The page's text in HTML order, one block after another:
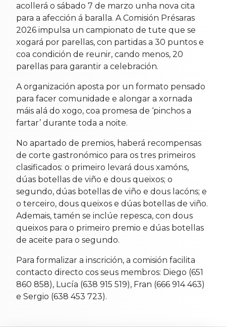
acollerá o sábado 7 de marzo unha nova cita
para a afección á baralla. A Comisión Présaras
2026 impulsa un campionato de tute que se
xogará por parellas, con partidas a 30 puntos e
coa condición de reunir, cando menos, 20
parellas para garantir a celebración.
A organización aposta por un formato pensado
para facer comunidade e alongar a xornada
máis alá do xogo, coa promesa de ‘pinchos a
fartar’ durante toda a noite.
No apartado de premios, haberá recompensas
de corte gastronómico para os tres primeiros
clasificados: o primeiro levará dous xamóns,
dúas botellas de viño e dous queixos; o
segundo, dúas botellas de viño e dous lacóns; e
o terceiro, dous queixos e dúas botellas de viño.
Ademais, tamén se inclúe repesca, con dous
queixos para o primeiro premio e dúas botellas
de aceite para o segundo.
Para formalizar a inscrición, a comisión facilita
contacto directo cos seus membros: Diego (651
860 858), Lucía (638 915 519), Fran (666 914 463)
e Sergio (638 453 723).